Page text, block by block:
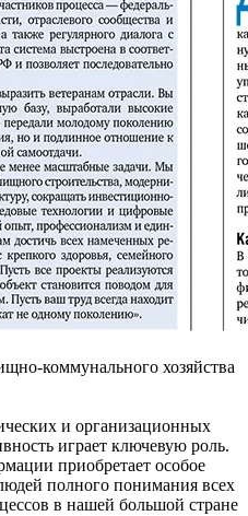
коммунального хозяйства
и организационных
играет ключевую роль.
приобретает особое
полного понимания всех
в нашей большой стране